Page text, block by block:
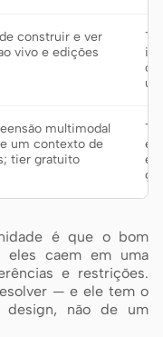
construir e ver
vivo e edições
multimodal
um contexto de
tier gratuito
e
é que o bom
eles caem em uma
e restrições.
— e ele tem o
design, não de um